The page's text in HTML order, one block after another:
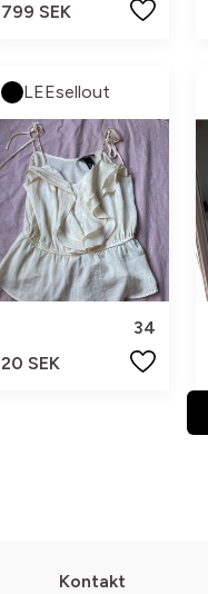
799 SEK
LEEsellout
34
20 SEK
Kontakt